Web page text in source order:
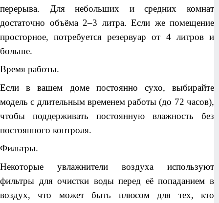
перерыва. Для небольших и средних комнат
достаточно объёма 2–3 литра. Если же помещение
просторное, потребуется резервуар от 4 литров и
больше.
Время работы.
Если в вашем доме постоянно сухо, выбирайте
модель с длительным временем работы (до 72 часов),
чтобы поддерживать постоянную влажность без
постоянного контроля.
Фильтры.
Некоторые увлажнители воздуха используют
фильтры для очистки воды перед её попаданием в
воздух, что может быть плюсом для тех, кто